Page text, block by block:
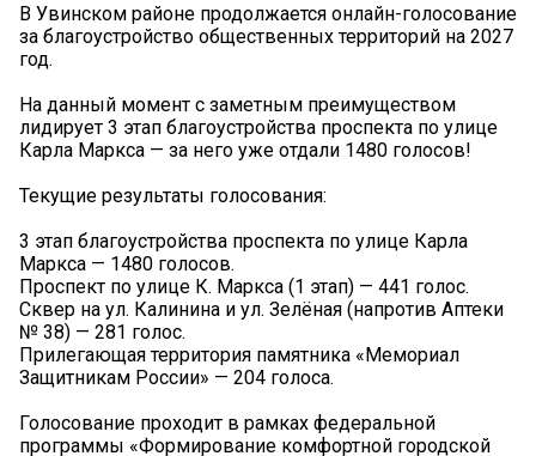
В Увинском районе продолжается онлайн-голосование
за благоустройство общественных территорий на 2027
год.
На данный момент с заметным преимуществом
лидирует 3 этап благоустройства проспекта по улице
Карла Маркса — за него уже отдали 1480 голосов!
Текущие результаты голосования:
3 этап благоустройства проспекта по улице Карла
Маркса — 1480 голосов.
Проспект по улице К. Маркса (1 этап) — 441 голос.
Сквер на ул. Калинина и ул. Зелёная (напротив Аптеки
№ 38) — 281 голос.
Прилегающая территория памятника «Мемориал
Защитникам России» — 204 голоса.
Голосование проходит в рамках федеральной
программы «Формирование комфортной городской